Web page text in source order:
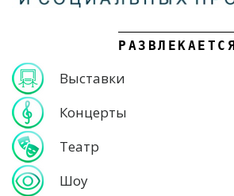
РАЗВЛЕКАЕТСЯ
Выставки
Концерты
Театр
Шоу